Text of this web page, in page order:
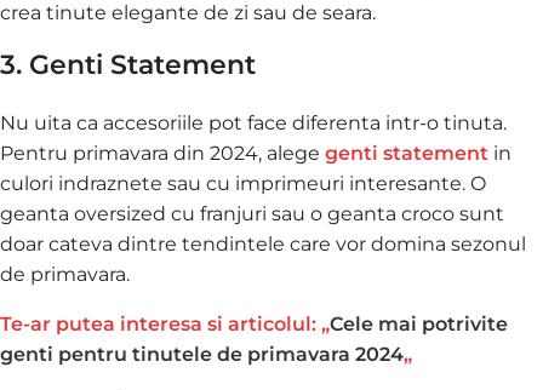
crea tinute elegante de zi sau de seara.
3. Genti Statement
Nu uita ca accesoriile pot face diferenta intr-o tinuta.
Pentru primavara din 2024, alege genti statement in
culori indraznete sau cu imprimeuri interesante. O
geanta oversized cu franjuri sau o geanta croco sunt
doar cateva dintre tendintele care vor domina sezonul
de primavara.
Te-ar putea interesa si articolul: „Cele mai potrivite
genti pentru tinutele de primavara 2024„